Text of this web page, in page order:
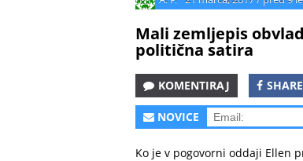
Mali zemljepis
politična satira
KOMENTIRAJ SHARE
NOVICE
Ko je v pogovorni oddaji Ellen